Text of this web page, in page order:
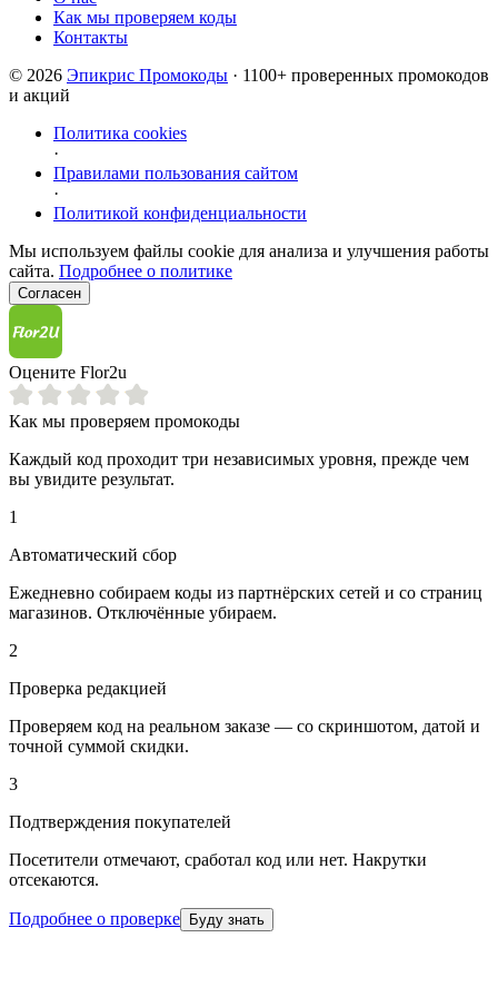
Как мы проверяем коды
Контакты
© 2026 Эпикрис Промокоды · 1100+ проверенных промокодов
и акций
Политика cookies
·
Правилами пользования сайтом
·
Политикой конфиденциальности
Мы используем файлы cookie для анализа и улучшения работы
сайта. Подробнее о политике
Согласен
Оцените Flor2u
Как мы проверяем промокоды
Каждый код проходит три независимых уровня, прежде чем
вы увидите результат.
1
Автоматический сбор
Ежедневно собираем коды из партнёрских сетей и со страниц
магазинов. Отключённые убираем.
2
Проверка редакцией
Проверяем код на реальном заказе — со скриншотом, датой и
точной суммой скидки.
3
Подтверждения покупателей
Посетители отмечают, сработал код или нет. Накрутки
отсекаются.
Подробнее о проверке Буду знать